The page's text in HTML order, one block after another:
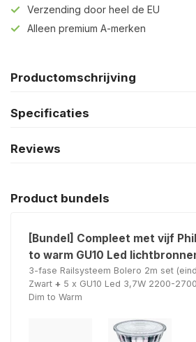
Verzending door heel de EU
Alleen premium A-merken
Productomschrijving
Specificaties
Reviews
Product bundels
[Bundel] Compleet met vijf
to warm GU10 Led
3-fase Railsysteem Bolero 2m set
Zwart + 5 x GU10 Led 3,7W 2200-
Dim to Warm